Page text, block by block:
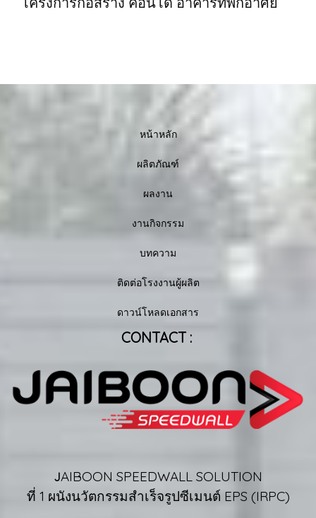
หน้าหลัก
ผลิตภัณฑ์
ผลงาน
งานกิจกรรม
บทความ
ติดต่อโรงงานผู้ผลิต
ดาวน์โหลดเอกสาร
CONTACT :
JAIBOON SPEEDWALL SOLUTION
ที่ 1 ผนังนวัตกรรมสำเร็จรูปซีเมนต์ EPS (IRPC)